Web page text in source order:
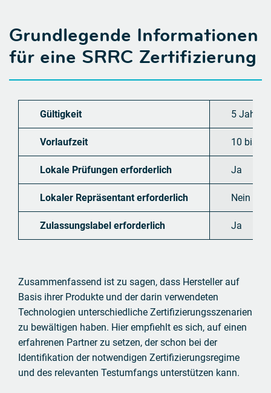
Grundlegende Informationen
für eine SRRC Zertifizierung
Gültigkeit 5 Jahre
Vorlaufzeit 10 bis
Lokale Prüfungen erforderlich Ja
Lokaler Repräsentant erforderlich Nein
Zulassungslabel erforderlich Ja
Zusammenfassend ist zu sagen, dass Hersteller auf
Basis ihrer Produkte und der darin verwendeten
Technologien unterschiedliche Zertifizierungsszenarien
zu bewältigen haben. Hier empfiehlt es sich, auf einen
erfahrenen Partner zu setzen, der schon bei der
Identifikation der notwendigen Zertifizierungsregime
und des relevanten Testumfangs unterstützen kann.